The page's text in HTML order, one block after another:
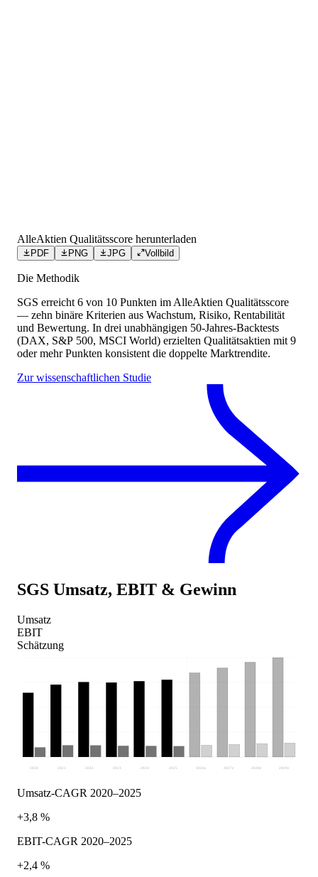
AlleAktien Qualitätsscore herunterladen
PDF PNG JPG Vollbild
Die Methodik
SGS erreicht 6 von 10 Punkten im AlleAktien Qualitätsscore
— zehn binäre Kriterien aus Wachstum, Risiko, Rentabilität
und Bewertung. In drei unabhängigen 50-Jahres-Backtests
(DAX, S&P 500, MSCI World) erzielten Qualitätsaktien mit 9
oder mehr Punkten konsistent die doppelte Marktrendite.
Zur wissenschaftlichen Studie
SGS Umsatz, EBIT & Gewinn
Umsatz
EBIT
Schätzung
2020 2021 2022 2023 2024 2025 2026 e 2027 e 2028 e 2029 e
Umsatz-CAGR 2020–2025
+3,8 %
EBIT-CAGR 2020–2025
+2,4 %